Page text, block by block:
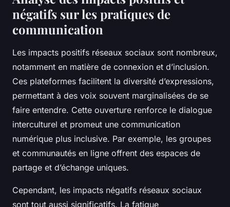
négatifs sur les pratiques de
communication
Les impacts positifs réseaux sociaux sont nombreux,
notamment en matière de connexion et d’inclusion.
Ces plateformes facilitent la diversité d’expressions,
permettant à des voix souvent marginalisées de se
faire entendre. Cette ouverture renforce le dialogue
interculturel et promeut une communication
numérique plus inclusive. Par exemple, les groupes
et communautés en ligne offrent des espaces de
partage et d’échange uniques.
Cependant, les impacts négatifs réseaux sociaux
sont tout aussi significatifs. La fatigue